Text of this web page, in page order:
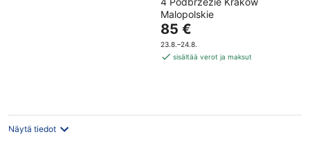
out
of
5
Malopolskie
Hinta
on
85 €
85 €
23.8.–24.8.
sisältää verot ja maksut
Näytä tiedot